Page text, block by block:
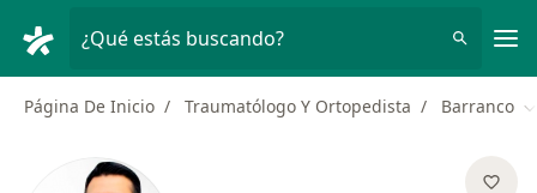
¿Qué estás buscando?
Página De Inicio Traumatólogo Y Ortopedista Barranco